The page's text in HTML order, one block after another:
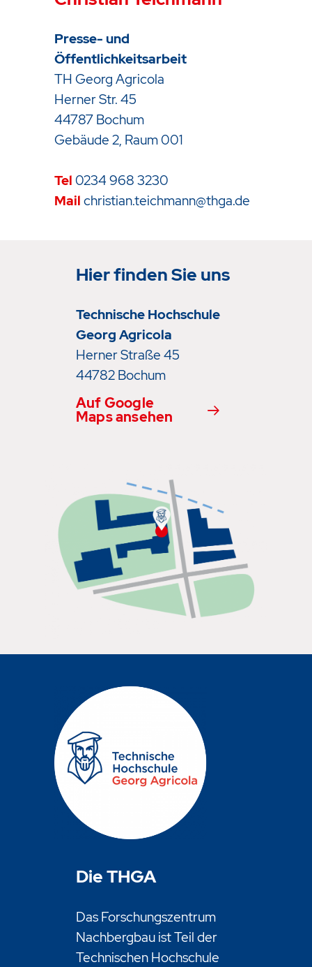
Presse- und
Öffentlichkeitsarbeit
TH Georg Agricola
Herner Str. 45
44787 Bochum
Gebäude 2, Raum 001
Tel 0234 968 3230
Mail christian.teichmann@thga.de
Hier finden Sie uns
Technische Hochschule
Georg Agricola
Herner Straße 45
44782 Bochum
Auf Google
Maps ansehen
Die THGA
Das Forschungszentrum
Nachbergbau ist Teil der
Technischen Hochschule